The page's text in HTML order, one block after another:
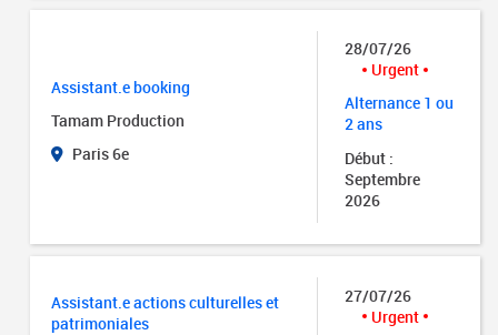
Assistant.e booking
Tamam Production
Paris 6e
28/07/26
Urgent
Alternance 1 ou
2 ans
Début :
Septembre
2026
Assistant.e actions culturelles et
patrimoniales
27/07/26
Urgent